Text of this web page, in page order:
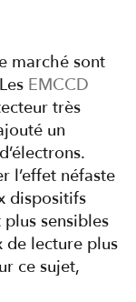
marché sont
EMCCD
très
un
l’effet néfaste
dispositifs
sensibles
de lecture plus
ce sujet,